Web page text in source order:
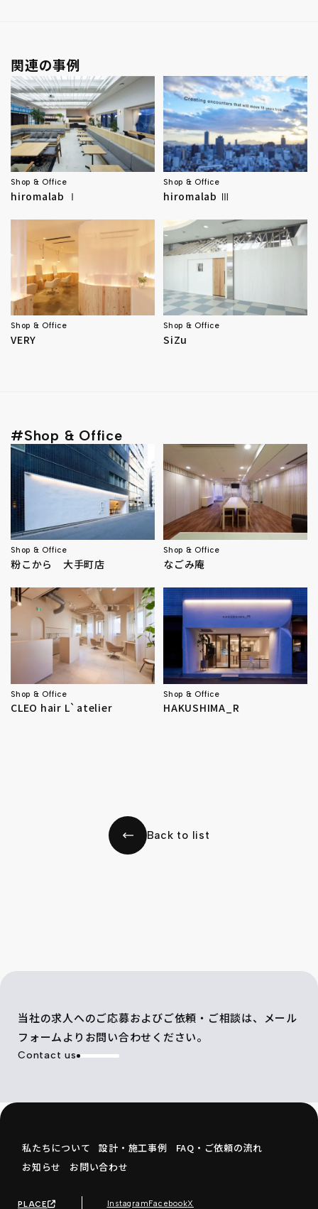
関連の事例
Shop & Office
hiromalab Ⅰ
Shop & Office
hiromalab Ⅲ
Shop & Office
VERY
Shop & Office
SiZu
#Shop & Office
Shop & Office
粉こから 大手町店
Shop & Office
なごみ庵
Shop & Office
CLEO hair L`atelier
Shop & Office
HAKUSHIMA_R
Back to list
当社の求人へのご応募およびご依頼・ご相談は、メール
フォームよりお問い合わせください。
Contact us
私たちについて 設計・施工事例
FAQ・ご依頼の流れ
お知らせ
お問い合わせ
PLACE Instagram FacebookX